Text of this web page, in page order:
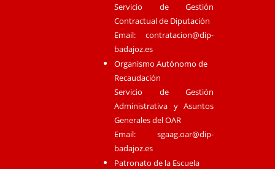
Servicio de Gestión
Contractual de Diputación
Email:contratacion@dip-
badajoz.es
Organismo Autónomo de
Recaudación
Servicio de Gestión
Administrativa y Asuntos
Generales del OAR
Email:sgaag.oar@dip-
badajoz.es
Patronato de la Escuela